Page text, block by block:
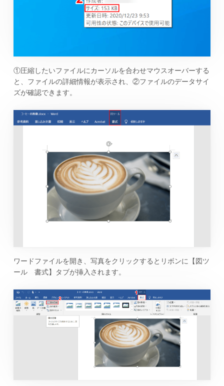
①圧縮したいファイルにカーソルを合わせマウスオーバーする
と、ファイルの詳細情報が表示され、②ファイルのデータサイ
ズが確認できます。
ワードファイルを開き、写真をクリックするとリボンに【図ツ
ール 書式】タブが挿入されます。